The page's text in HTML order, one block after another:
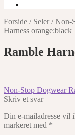
Forside / Seler/Non-
Harness orange:black
Ramble
Forrige
indlæg:
Non-Stop Dogwear
Skriv et svar
Din e-mailadresse vil
markeret med *